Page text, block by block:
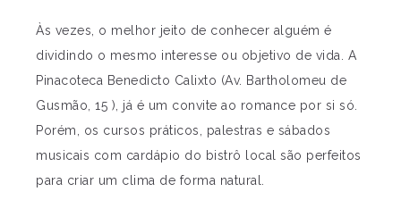
Às vezes, o melhor jeito de conhecer alguém é
dividindo o mesmo interesse ou objetivo de vida. A
Pinacoteca Benedicto Calixto (Av. Bartholomeu de
Gusmão, 15 ), já é um convite ao romance por si só.
Porém, os cursos práticos, palestras e sábados
musicais com cardápio do bistrô local são perfeitos
para criar um clima de forma natural.